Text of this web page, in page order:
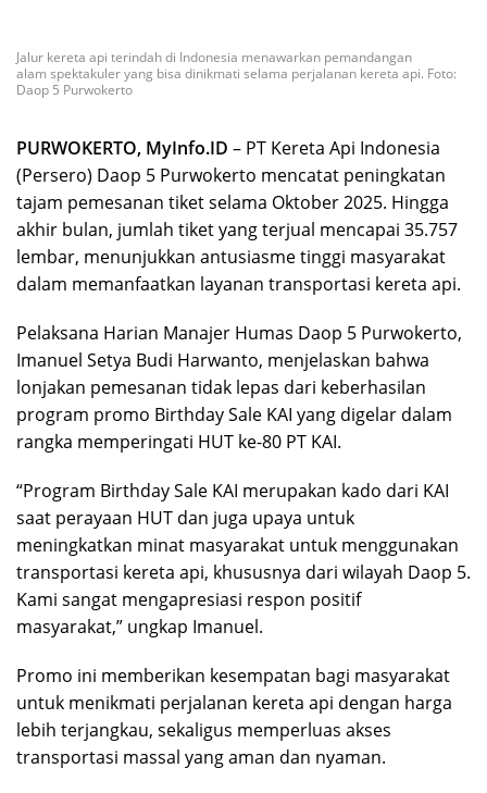
Jalur kereta api terindah di Indonesia menawarkan pemandangan
alam spektakuler yang bisa dinikmati selama perjalanan kereta api. Foto:
Daop 5 Purwokerto
PURWOKERTO, MyInfo.ID – PT Kereta Api Indonesia
(Persero) Daop 5 Purwokerto mencatat peningkatan
tajam pemesanan tiket selama Oktober 2025. Hingga
akhir bulan, jumlah tiket yang terjual mencapai 35.757
lembar, menunjukkan antusiasme tinggi masyarakat
dalam memanfaatkan layanan transportasi kereta api.
Pelaksana Harian Manajer Humas Daop 5 Purwokerto,
Imanuel Setya Budi Harwanto, menjelaskan bahwa
lonjakan pemesanan tidak lepas dari keberhasilan
program promo Birthday Sale KAI yang digelar dalam
rangka memperingati HUT ke-80 PT KAI.
“Program Birthday Sale KAI merupakan kado dari KAI
saat perayaan HUT dan juga upaya untuk
meningkatkan minat masyarakat untuk menggunakan
transportasi kereta api, khususnya dari wilayah Daop 5.
Kami sangat mengapresiasi respon positif
masyarakat,” ungkap Imanuel.
Promo ini memberikan kesempatan bagi masyarakat
untuk menikmati perjalanan kereta api dengan harga
lebih terjangkau, sekaligus memperluas akses
transportasi massal yang aman dan nyaman.